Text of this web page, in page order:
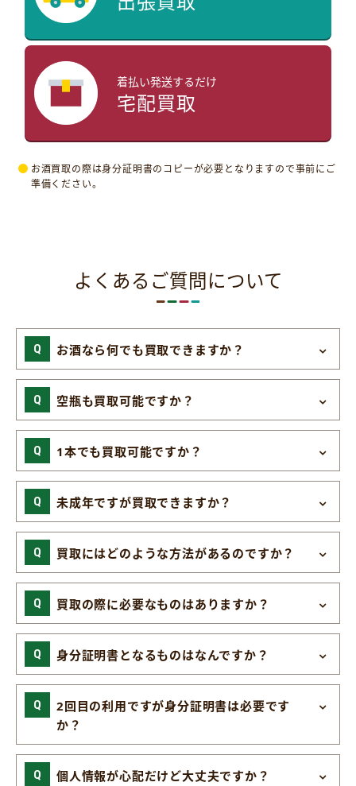
着払い発送するだけ
宅配買取
お酒買取の際は身分証明書のコピーが必要となりますので事前にご
準備ください。
よくあるご質問について
お酒なら何でも買取できますか？
空瓶も買取可能ですか？
1本でも買取可能ですか？
未成年ですが買取できますか？
買取にはどのような方法があるのですか？
買取の際に必要なものはありますか？
身分証明書となるものはなんですか？
2回目の利用ですが身分証明書は必要です
か？
個人情報が心配だけど大丈夫ですか？